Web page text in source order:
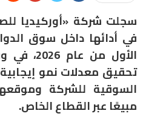
سجلت شركة «أوركيديا
في أدائها داخل سوق
الأول من
تحقيق معدلات نمو
السوقية للشركة
مبيعًا عبر القطاع الخاص.